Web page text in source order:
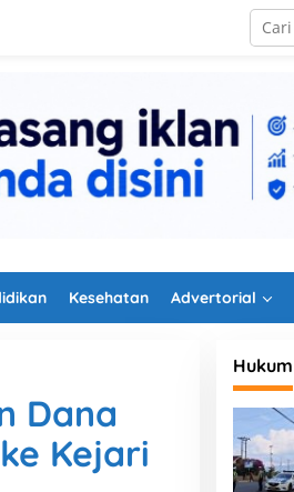
Kesehatan Advertorial
Dana
Kejari
Hukum